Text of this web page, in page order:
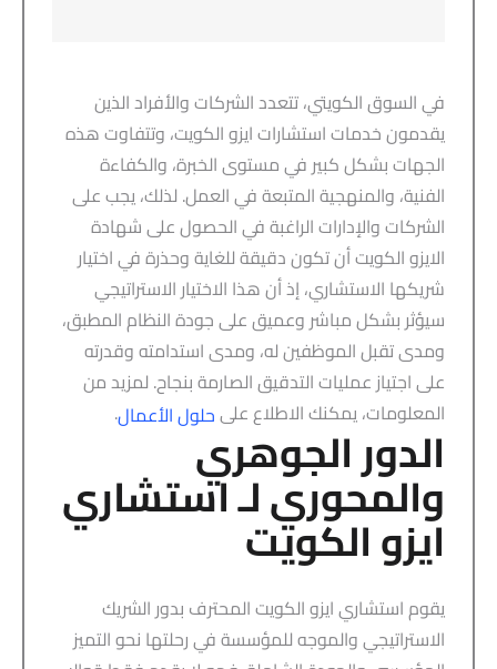
في السوق الكويتي، تتعدد الشركات والأفراد الذين
يقدمون خدمات استشارات ايزو الكويت، وتتفاوت هذه
الجهات بشكل كبير في مستوى الخبرة، والكفاءة
الفنية، والمنهجية المتبعة في العمل. لذلك، يجب على
الشركات والإدارات الراغبة في الحصول على شهادة
الايزو الكويت أن تكون دقيقة للغاية وحذرة في اختيار
شريكها الاستشاري، إذ أن هذا الاختيار الاستراتيجي
سيؤثر بشكل مباشر وعميق على جودة النظام المطبق،
ومدى تقبل الموظفين له، ومدى استدامته وقدرته
على اجتياز عمليات التدقيق الصارمة بنجاح. لمزيد من
المعلومات، يمكنك الاطلاع علىحلول الأعمال.
الدور الجوهري
والمحوري لـ استشاري
ايزو الكويت
يقوم استشاري ايزو الكويت المحترف بدور الشريك
الاستراتيجي والموجه للمؤسسة في رحلتها نحو التميز